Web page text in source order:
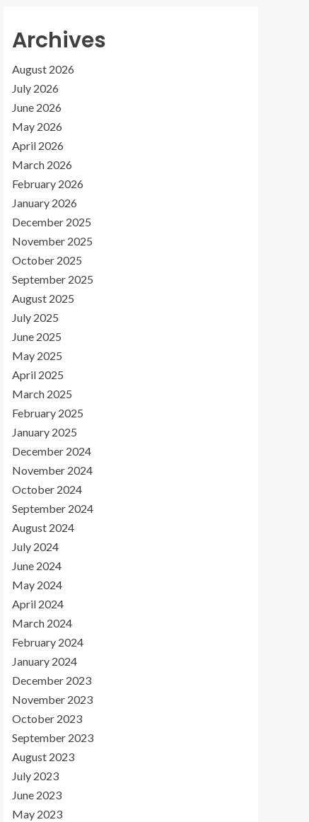
Archives
August 2026
July 2026
June 2026
May 2026
April 2026
March 2026
February 2026
January 2026
December 2025
November 2025
October 2025
September 2025
August 2025
July 2025
June 2025
May 2025
April 2025
March 2025
February 2025
January 2025
December 2024
November 2024
October 2024
September 2024
August 2024
July 2024
June 2024
May 2024
April 2024
March 2024
February 2024
January 2024
December 2023
November 2023
October 2023
September 2023
August 2023
July 2023
June 2023
May 2023